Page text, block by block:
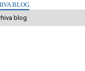
BLOG